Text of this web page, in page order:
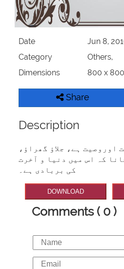
Date
Jun 8,
Category
Others,
Dimensions
800 x 800
Share
Description
اوروصیت ہے، جلاؤ گھراؤ،
کہ اس میں دنیا و آخرت
کی بربادی ہے۔
DOWNLOAD
Comments ( 0 )